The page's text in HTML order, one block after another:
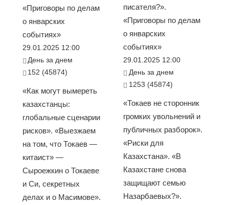
«Приговоры по делам
о январских
событиях»
29.01.2025 12:00
День за днем
152 (45874)
«Как могут вымереть
казахстанцы:
глобальные сценарии
рисков». «Выезжаем
на том, что Токаев —
китаист» —
Сыроежкин о Токаеве
и Си, секретных
делах и о Масимове».
писателя?».
«Приговоры по делам
о январских
событиях»
29.01.2025 12:00
День за днем
1253 (45874)
«Токаев не сторонник
громких увольнений и
публичных разборок».
«Риски для
Казахстана». «В
Казахстане снова
защищают семью
Назарбаевых?».